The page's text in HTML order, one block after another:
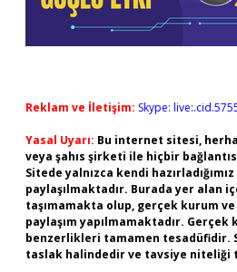
Reklam ve İletişim: Skype:
Yasal Uyarı: Bu internet sitesi,
veya şahıs şirketi ile hiçbir
Sitede yalnızca kendi
paylaşılmaktadır. Burada yer alan
taşımamakta olup, gerçek kurum
paylaşım yapılmamaktadır.
benzerlikleri tamamen tesadüfidir.
taslak halindedir ve tavsiye niteliği